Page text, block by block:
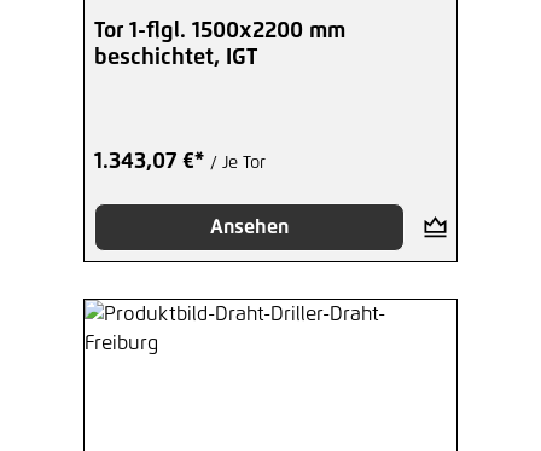
Tor 1-flgl. 1500x2200 mm
beschichtet, IGT
1.343,07 €* / Je Tor
Ansehen